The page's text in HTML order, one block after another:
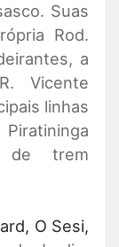
Suas
Rod.
a
Vicente
linhas
de trem
O Sesi,